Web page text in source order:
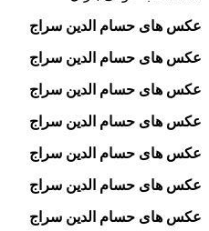
عکس های حسام الدین سراج
عکس های حسام الدین سراج
عکس های حسام الدین سراج
عکس های حسام الدین سراج
عکس های حسام الدین سراج
عکس های حسام الدین سراج
عکس های حسام الدین سراج